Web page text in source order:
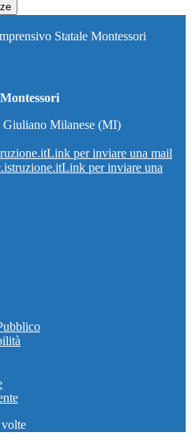
Statale Montessori
Giuliano Milanese (MI)
Link per inviare una mail
Link per inviare una
volte